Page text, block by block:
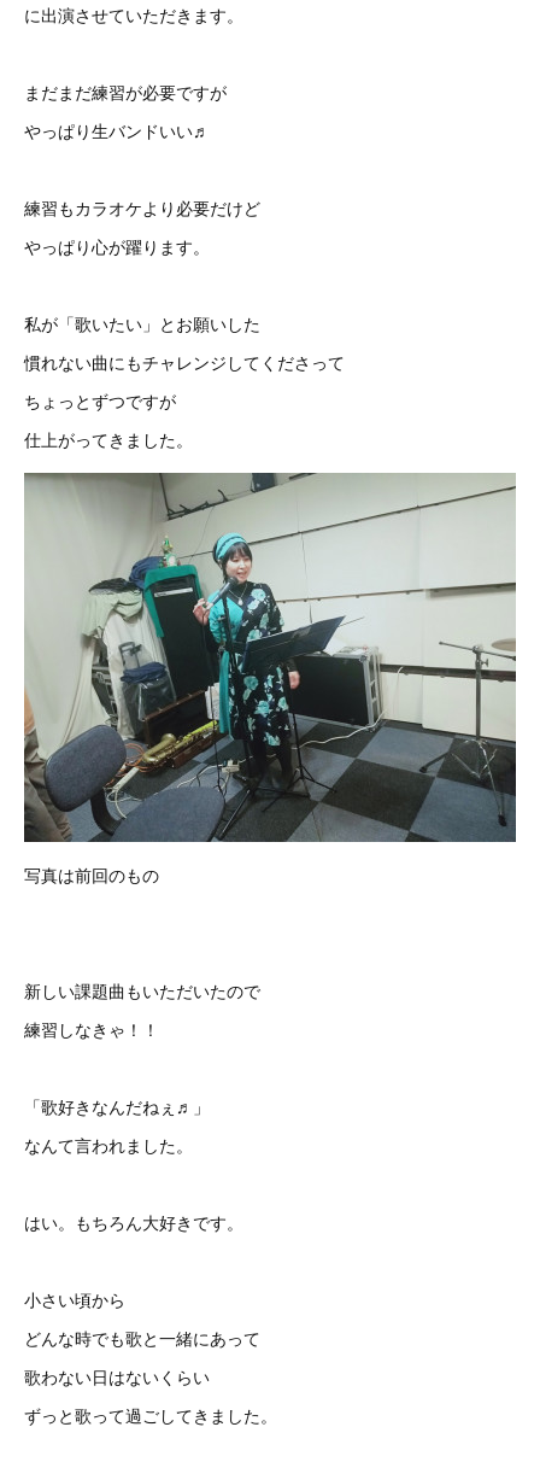
に出演させていただきます。
まだまだ練習が必要ですが
やっぱり生バンドいい♬
練習もカラオケより必要だけど
やっぱり心が躍ります。
私が「歌いたい」とお願いした
慣れない曲にもチャレンジしてくださって
ちょっとずつですが
仕上がってきました。
写真は前回のもの
新しい課題曲もいただいたので
練習しなきゃ！！
「歌好きなんだねぇ♬」
なんて言われました。
はい。もちろん大好きです。
小さい頃から
どんな時でも歌と一緒にあって
歌わない日はないくらい
ずっと歌って過ごしてきました。